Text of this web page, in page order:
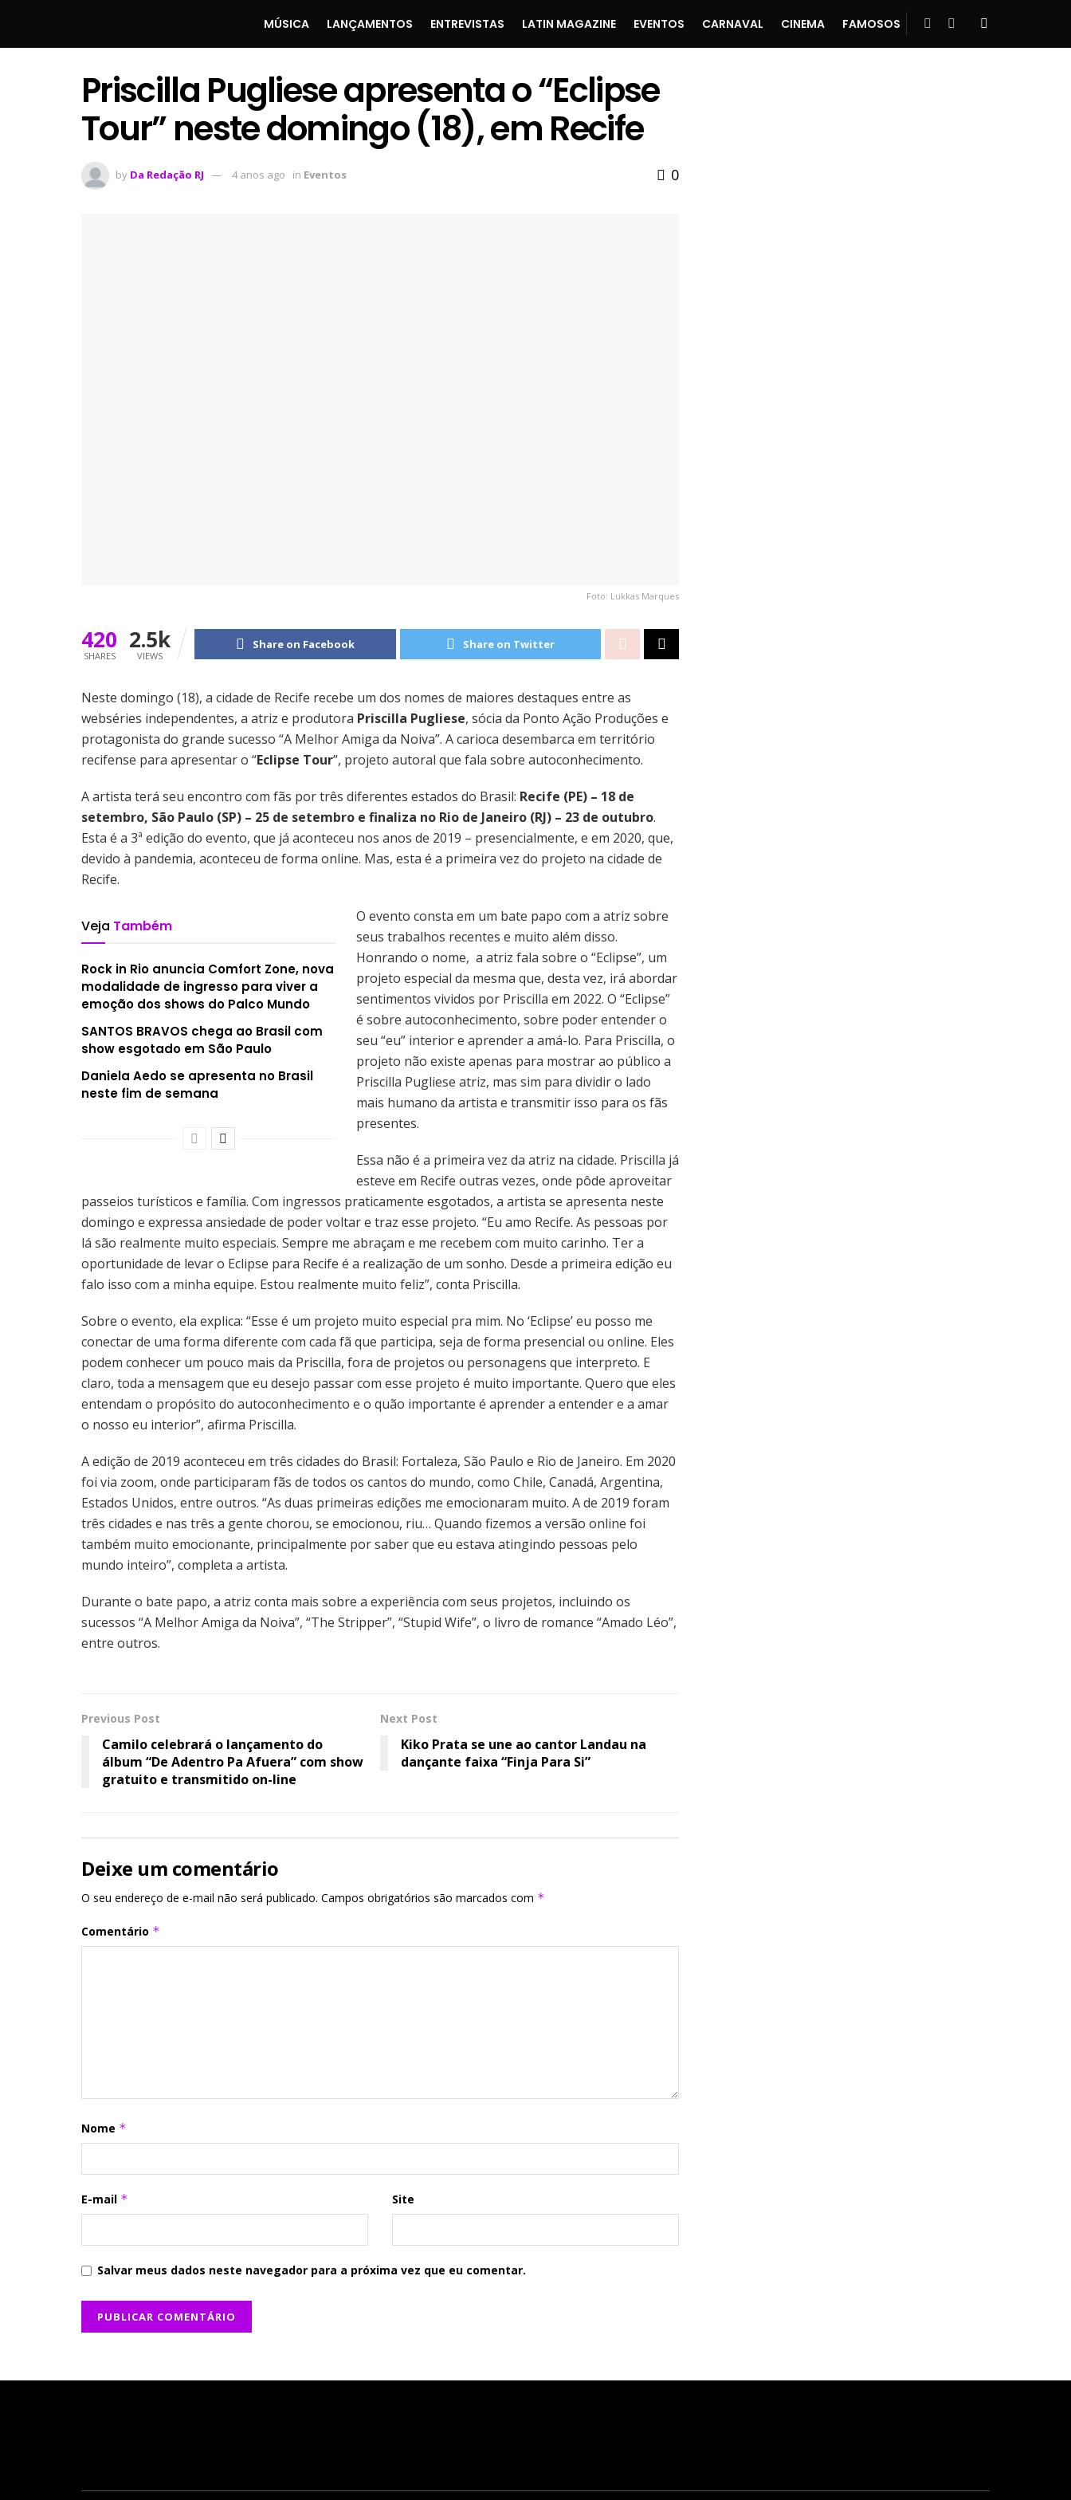
MÚSICA LANÇAMENTOS ENTREVISTAS LATIN MAGAZINE EVENTOS CARNAVAL CINEMA FAMOSOS
Priscilla Pugliese apresenta o “Eclipse
Tour” neste domingo (18), em Recife
by Da Redação RJ 4 anos ago in Eventos 0
Foto: Lukkas Marques
420
SHARES
2.5k
VIEWS
Share on Facebook Share on Twitter
Neste domingo (18), a cidade de Recife recebe um dos nomes de maiores destaques entre as
webséries independentes, a atriz e produtora Priscilla Pugliese, sócia da Ponto Ação Produções e
protagonista do grande sucesso “A Melhor Amiga da Noiva”. A carioca desembarca em território
recifense para apresentar o “Eclipse Tour”, projeto autoral que fala sobre autoconhecimento.
A artista terá seu encontro com fãs por três diferentes estados do Brasil: Recife (PE) – 18 de
setembro, São Paulo (SP) – 25 de setembro e finaliza no Rio de Janeiro (RJ) – 23 de outubro.
Esta é a 3ª edição do evento, que já aconteceu nos anos de 2019 – presencialmente, e em 2020, que,
devido à pandemia, aconteceu de forma online. Mas, esta é a primeira vez do projeto na cidade de
Recife.
Veja Também
Rock in Rio anuncia Comfort Zone, nova
modalidade de ingresso para viver a
emoção dos shows do Palco Mundo
SANTOS BRAVOS chega ao Brasil com
show esgotado em São Paulo
Daniela Aedo se apresenta no Brasil
neste fim de semana
O evento consta em um bate papo com a atriz sobre
seus trabalhos recentes e muito além disso.
Honrando o nome, a atriz fala sobre o “Eclipse”, um
projeto especial da mesma que, desta vez, irá abordar
sentimentos vividos por Priscilla em 2022. O “Eclipse”
é sobre autoconhecimento, sobre poder entender o
seu “eu” interior e aprender a amá-lo. Para Priscilla, o
projeto não existe apenas para mostrar ao público a
Priscilla Pugliese atriz, mas sim para dividir o lado
mais humano da artista e transmitir isso para os fãs
presentes.
Essa não é a primeira vez da atriz na cidade. Priscilla já
esteve em Recife outras vezes, onde pôde aproveitar
passeios turísticos e família. Com ingressos praticamente esgotados, a artista se apresenta neste
domingo e expressa ansiedade de poder voltar e traz esse projeto. “Eu amo Recife. As pessoas por
lá são realmente muito especiais. Sempre me abraçam e me recebem com muito carinho. Ter a
oportunidade de levar o Eclipse para Recife é a realização de um sonho. Desde a primeira edição eu
falo isso com a minha equipe. Estou realmente muito feliz”, conta Priscilla.
Sobre o evento, ela explica: “Esse é um projeto muito especial pra mim. No ‘Eclipse’ eu posso me
conectar de uma forma diferente com cada fã que participa, seja de forma presencial ou online. Eles
podem conhecer um pouco mais da Priscilla, fora de projetos ou personagens que interpreto. E
claro, toda a mensagem que eu desejo passar com esse projeto é muito importante. Quero que eles
entendam o propósito do autoconhecimento e o quão importante é aprender a entender e a amar
o nosso eu interior”, afirma Priscilla.
A edição de 2019 aconteceu em três cidades do Brasil: Fortaleza, São Paulo e Rio de Janeiro. Em 2020
foi via zoom, onde participaram fãs de todos os cantos do mundo, como Chile, Canadá, Argentina,
Estados Unidos, entre outros. “As duas primeiras edições me emocionaram muito. A de 2019 foram
três cidades e nas três a gente chorou, se emocionou, riu… Quando fizemos a versão online foi
também muito emocionante, principalmente por saber que eu estava atingindo pessoas pelo
mundo inteiro”, completa a artista.
Durante o bate papo, a atriz conta mais sobre a experiência com seus projetos, incluindo os
sucessos “A Melhor Amiga da Noiva”, “The Stripper”, “Stupid Wife”, o livro de romance “Amado Léo”,
entre outros.
Previous Post
Camilo celebrará o lançamento do
álbum “De Adentro Pa Afuera” com show
gratuito e transmitido on-line
Next Post
Kiko Prata se une ao cantor Landau na
dançante faixa “Finja Para Si”
Deixe um comentário
O seu endereço de e-mail não será publicado. Campos obrigatórios são marcados com *
Comentário *
Nome *
E-mail * Site
Salvar meus dados neste navegador para a próxima vez que eu comentar.